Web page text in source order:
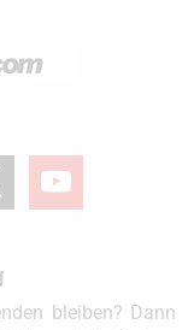
youtube
bleiben? Dann